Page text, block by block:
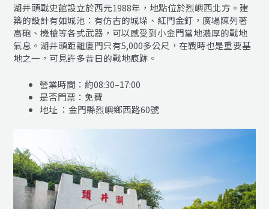
湖井頭戰史館設立於西元1988年，地點位於烈嶼西北方。建
築的設計有如城池：有仿古的城垛、紅門金釘，廣場陳列著
高砲、機槍等各式武器，可以感受到小金門當地濃厚的戰地
氣息。湖井頭距離廈門只有5,000多公尺，在戰時也是重要基
地之一，可見許多昔日的戰地痕跡。
營業時間：約08:30–17:00
是否門票：免費
地址 ：金門縣烈嶼鄉西路60號